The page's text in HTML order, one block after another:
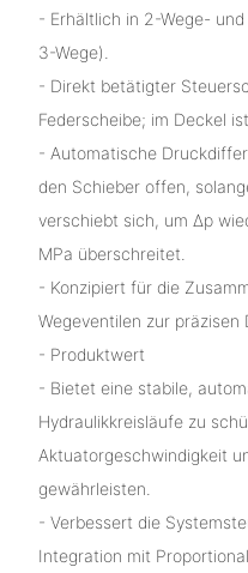
- Erhältlich in 2-Wege-
3-Wege).
- Direkt betätigter
Federscheibe; im Deckel
- Automatische
den Schieber offen,
verschiebt sich, um Δp
MPa überschreitet.
- Konzipiert für die
Wegeventilen zur präzisen
- Produktwert
- Bietet eine stabile,
Hydraulikkreisläufe zu
Aktuatorgeschwindigkeit
gewährleisten.
- Verbessert die
Integration mit